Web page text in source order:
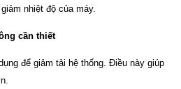
nhiệt độ của máy.
cần thiết
để giảm tải hệ thống. Điều này giúp